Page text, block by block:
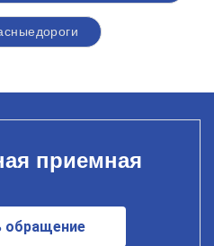
приемная
обращение